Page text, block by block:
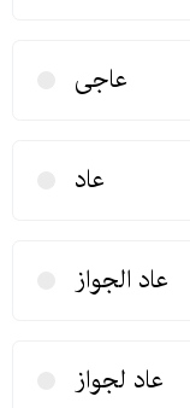
عاجی
عاد
عاد الجواز
عاد لجواز